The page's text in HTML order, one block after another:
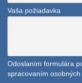
Vaša požiadavka
Odoslaním formulára
spracovaním